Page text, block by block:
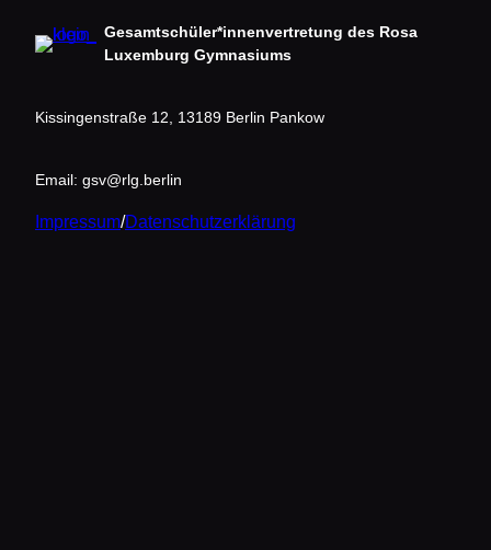
Gesamtschüler*innenvertretung des Rosa
Luxemburg Gymnasiums
Kissingenstraße 12, 13189 Berlin Pankow
Email: gsv@rlg.berlin
Impressum/Datenschutzerklärung